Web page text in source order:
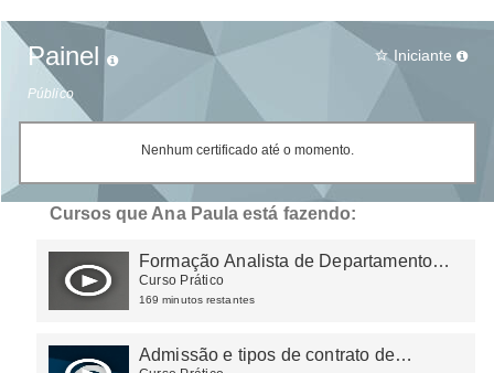
Painel
Público
star_border Iniciante
Nenhum certificado até o momento.
Cursos que Ana Paula está fazendo:
Formação Analista de Departamento
Pessoal
Curso Prático
169 minutos restantes
Admissão e tipos de contrato de